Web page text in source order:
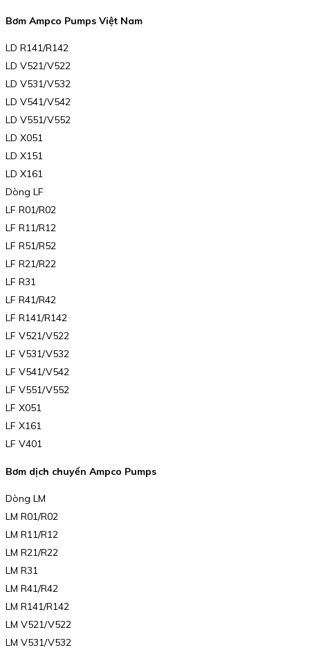
Bơm Ampco Pumps Việt Nam
LD R141/R142
LD V521/V522
LD V531/V532
LD V541/V542
LD V551/V552
LD X051
LD X151
LD X161
Dòng LF
LF R01/R02
LF R11/R12
LF R51/R52
LF R21/R22
LF R31
LF R41/R42
LF R141/R142
LF V521/V522
LF V531/V532
LF V541/V542
LF V551/V552
LF X051
LF X161
LF V401
Bơm dịch chuyển Ampco Pumps
Dòng LM
LM R01/R02
LM R11/R12
LM R21/R22
LM R31
LM R41/R42
LM R141/R142
LM V521/V522
LM V531/V532